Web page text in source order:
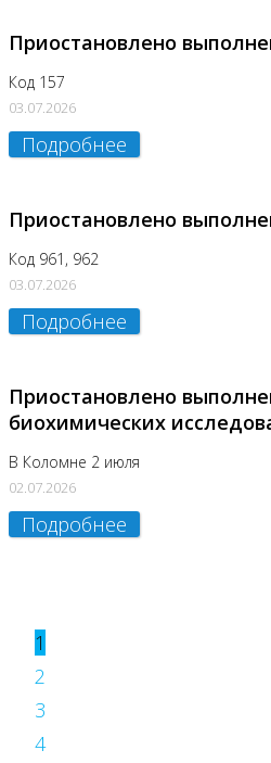
Приостановлено
Код 157
03.07.2026
Подробнее
Приостановлено
Код 961, 962
03.07.2026
Подробнее
Приостановлено
биохимических
В Коломне 2 июля
02.07.2026
Подробнее
1
2
3
4